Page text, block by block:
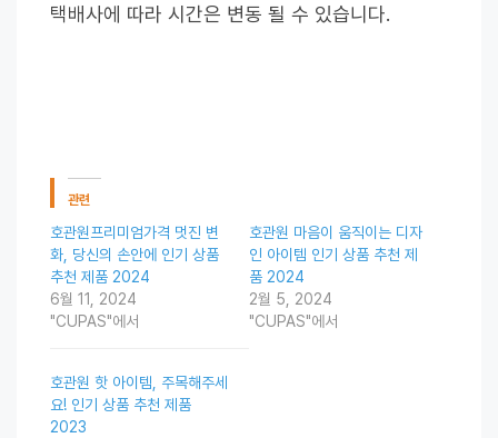
택배사에 따라 시간은 변동 될 수 있습니다.
관련
호관원프리미엄가격 멋진 변
화, 당신의 손안에 인기 상품
추천 제품 2024
6월 11, 2024
"CUPAS"에서
호관원 마음이 움직이는 디자
인 아이템 인기 상품 추천 제
품 2024
2월 5, 2024
"CUPAS"에서
호관원 핫 아이템, 주목해주세
요! 인기 상품 추천 제품
2023